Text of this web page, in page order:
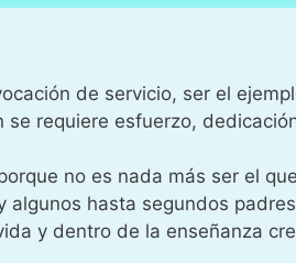
de servicio, ser el
requiere esfuerzo,
no es nada más ser el
algunos hasta segundos
y dentro de la enseñanza